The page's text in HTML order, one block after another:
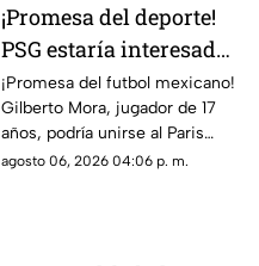
¡Promesa del deporte!
PSG estaría interesado
en Gilberto Mora meses
antes de cumplir 18
años
¡Promesa del futbol mexicano!
Gilberto Mora, jugador de 17
años, podría unirse al Paris
Saint-Germain. Conoce los
agosto 06, 2026 04:06 p. m.